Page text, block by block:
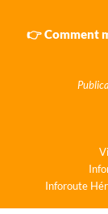
👉 Comment
Inforoute